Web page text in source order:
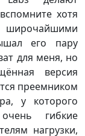
хотя
его пару
для меня, но
версия
преемником
у которого
гибкие
нагрузки,